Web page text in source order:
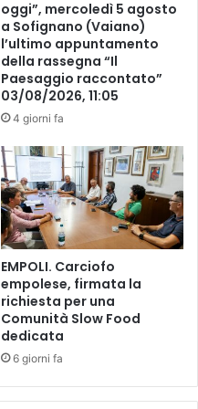
oggi”, mercoledì 5 agosto
a Sofignano (Vaiano)
l’ultimo appuntamento
della rassegna “Il
Paesaggio raccontato”
03/08/2026, 11:05
4 giorni fa
EMPOLI. Carciofo
empolese, firmata la
richiesta per una
Comunità Slow Food
dedicata
6 giorni fa